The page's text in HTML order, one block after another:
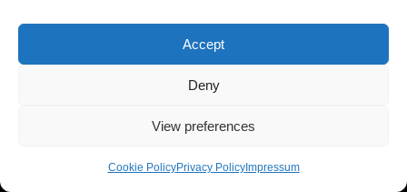
Accept
Deny
View preferences
Cookie PolicyPrivacy PolicyImpressum
sind darüber hinaus diverse Schaustellerbetriebe
bei uns eingestiegen, die damit zur Unterhaltung
lehnte die Festsetzung als Spezialmarkt mit
Begründung ab, dass es sich bei der